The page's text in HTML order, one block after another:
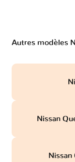
Autres modèles
Nissan
Nissan